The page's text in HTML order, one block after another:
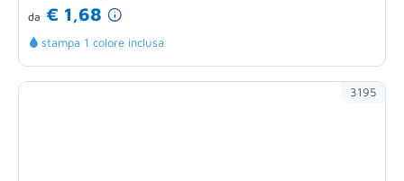
da € 1,68
stampa 1 colore inclusa
3195